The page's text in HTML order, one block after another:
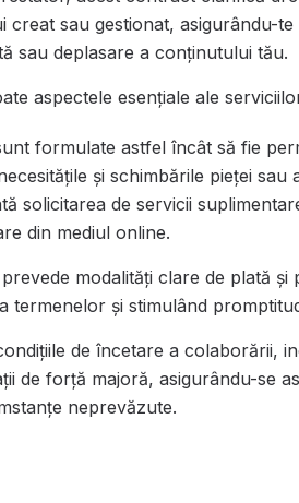
creat sau gestionat, asigurându-
sau deplasare a conținutului tău.
aspectele esențiale ale
formulate astfel încât să fie
și schimbările pieței sau
solicitarea de servicii
din mediul online.
modalități clare de plată
termenelor și stimulând
de încetare a colaborării,
de forță majoră, asigurându-se
neprevăzute.